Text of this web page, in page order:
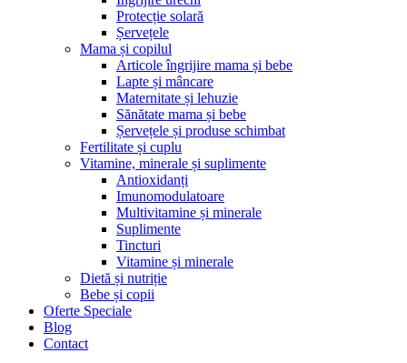
Protecție solară
Șervețele
Mama și copilul
Articole îngrijire mama și bebe
Lapte și mâncare
Maternitate și lehuzie
Sănătate mama și bebe
Șervețele și produse schimbat
Fertilitate și cuplu
Vitamine, minerale și suplimente
Antioxidanți
Imunomodulatoare
Multivitamine și minerale
Suplimente
Tincturi
Vitamine și minerale
Dietă și nutriție
Bebe și copii
Oferte Speciale
Blog
Contact